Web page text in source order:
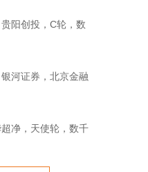
阳创投，C轮，数
河证券，北京金融
净，天使轮，数千